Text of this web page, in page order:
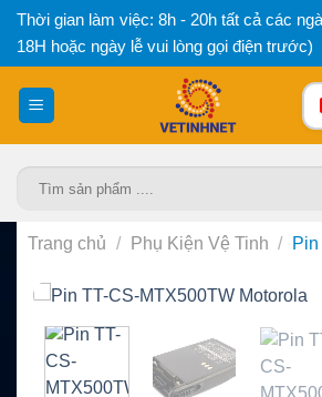
Bỏ
qua
nội
dung
Thời gian làm việc: 8h - 20h tất cả các
18H hoặc ngày lễ vui lòng gọi điện trước)
Trang chủ / Phụ Kiện Vệ Tinh / Pin